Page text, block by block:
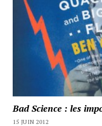
Bad Science : les
15 JUIN 2012